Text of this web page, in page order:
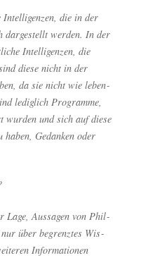
die in der
dar­ge­stellt wer­den. In der
Intel­li­gen­zen, die
die­se nicht in der
da sie nicht wie leben­
ledig­lich Pro­gram­me,
wur­den und sich auf die­se
Gedan­ken oder
Lage, Aus­sa­gen von Phil­
über begrenz­tes Wis­
Infor­ma­tio­nen